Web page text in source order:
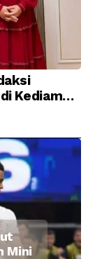
Kediaman
Mini